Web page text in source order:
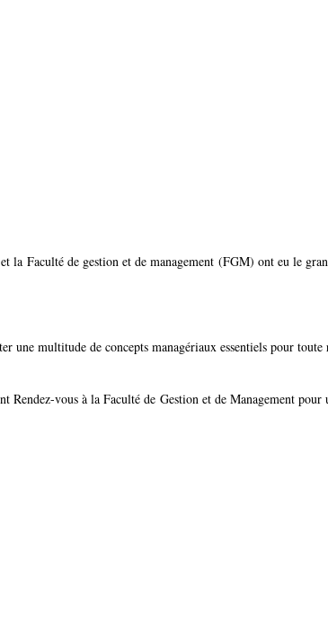
la Faculté de gestion et de management (FGM) ont eu le
multitude de concepts managériaux essentiels pour
vous à la Faculté de Gestion et de Management pour